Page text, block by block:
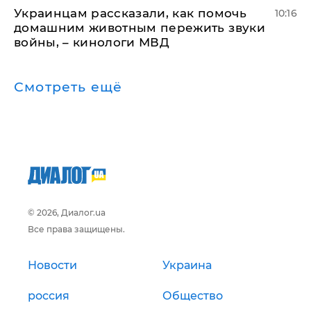
Украинцам рассказали, как помочь
домашним животным пережить звуки
войны, – кинологи МВД
10:16
Смотреть ещё
© 2026, Диалог.ua
Все права защищены.
Новости Украина
россия Общество